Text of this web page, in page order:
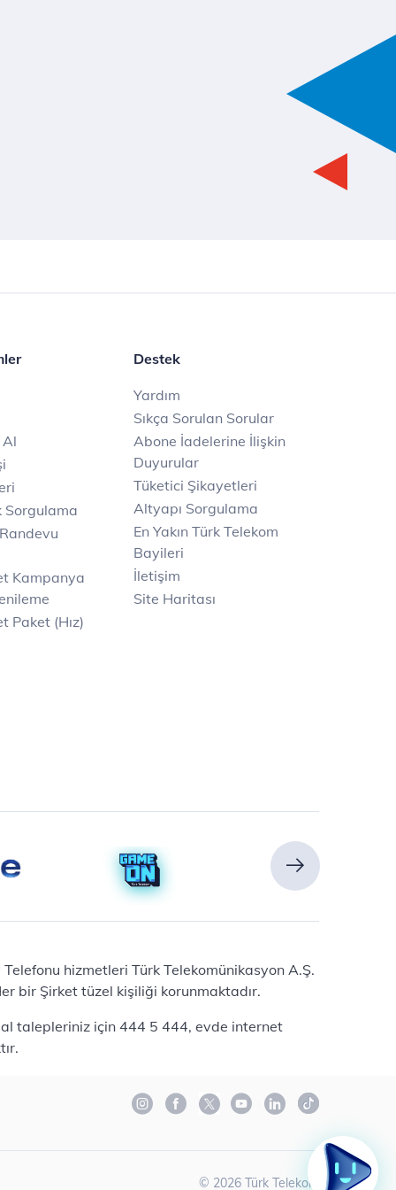
Sorgulama
Kampanya
Paket (Hız)
Destek
Yardım
Sıkça Sorulan Sorular
Abone İadelerine İlişkin
Duyurular
Tüketici Şikayetleri
Altyapı Sorgulama
En Yakın Türk Telekom
Bayileri
İletişim
Site Haritası
hizmetleri Türk Telekomünikasyon A.Ş.
bir Şirket tüzel kişiliği korunmaktadır.
talepleriniz için 444 5 444, evde internet
© 2026 Türk Telekom